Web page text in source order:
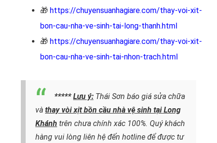
🎁 https://chuyensuanhagiare.com/thay-voi-xit-
bon-cau-nha-ve-sinh-tai-long-thanh.html
🎁 https://chuyensuanhagiare.com/thay-voi-xit-
bon-cau-nha-ve-sinh-tai-nhon-trach.html
*****Lưu ý: Thái Sơn báo giá sửa chữa
và thay vòi xịt bồn cầu nhà vệ sinh tại Long
Khánh trên chưa chính xác 100%. Quý khách
hàng vui lòng liên hệ đến hotline để được tư